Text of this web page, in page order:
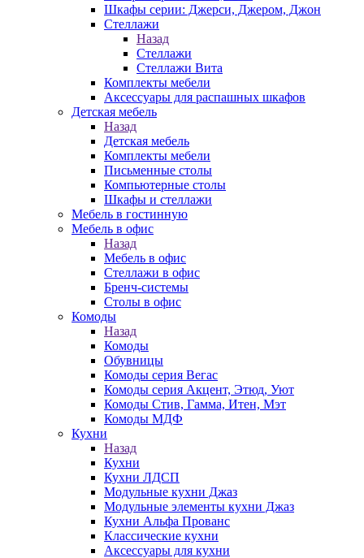
Шкафы серии: Джерси, Джером, Джон
Стеллажи
Назад
Стеллажи
Стеллажи Вита
Комплекты мебели
Аксессуары для распашных шкафов
Детская мебель
Назад
Детская мебель
Комплекты мебели
Письменные столы
Компьютерные столы
Шкафы и стеллажи
Мебель в гостинную
Мебель в офис
Назад
Мебель в офис
Стеллажи в офис
Бренч-системы
Столы в офис
Комоды
Назад
Комоды
Обувницы
Комоды серия Вегас
Комоды серия Акцент, Этюд, Уют
Комоды Стив, Гамма, Итен, Мэт
Комоды МДФ
Кухни
Назад
Кухни
Кухни ЛДСП
Модульные кухни Джаз
Модульные элементы кухни Джаз
Кухни Альфа Прованс
Классические кухни
Аксессуары для кухни